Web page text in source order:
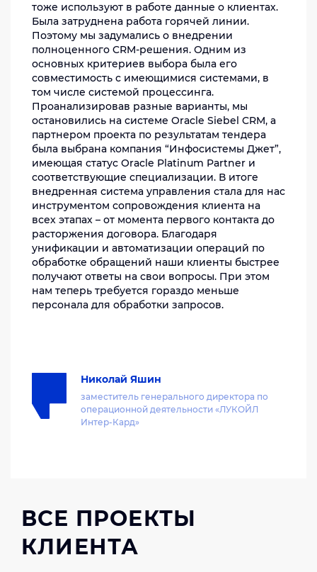
тоже используют в работе данные о клиентах.
Была затруднена работа горячей линии.
Поэтому мы задумались о внедрении
полноценного CRM-решения. Одним из
основных критериев выбора была его
совместимость с имеющимися системами, в
том числе системой процессинга.
Проанализировав разные варианты, мы
остановились на системе Oracle Siebel CRM, а
партнером проекта по результатам тендера
была выбрана компания “Инфосистемы Джет”,
имеющая статус Oracle Platinum Partner и
соответствующие специализации. В итоге
внедренная система управления стала для нас
инструментом сопровождения клиента на
всех этапах – от момента первого контакта до
расторжения договора. Благодаря
унификации и автоматизации операций по
обработке обращений наши клиенты быстрее
получают ответы на свои вопросы. При этом
нам теперь требуется гораздо меньше
персонала для обработки запросов.
Николай Яшин
заместитель генерального директора по
операционной деятельности «ЛУКОЙЛ
Интер-Кард»
ВСЕ ПРОЕКТЫ
КЛИЕНТА